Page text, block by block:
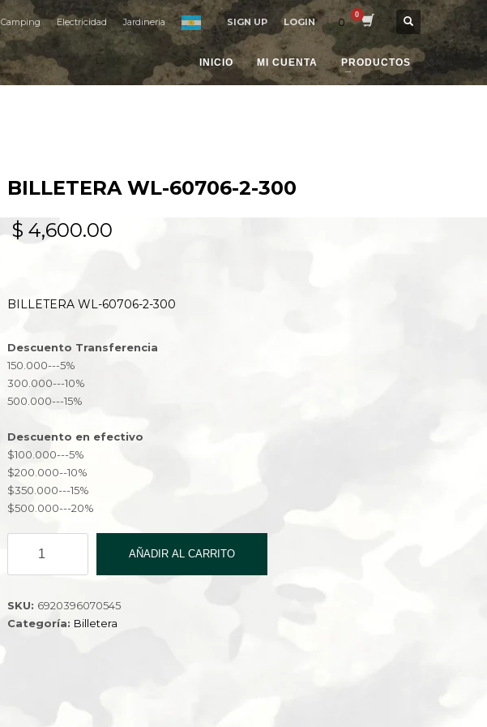
Camping Electricidad Jardineria SIGN UP LOGIN 0
INICIO MI CUENTA PRODUCTOS
BILLETERA WL-60706-2-300
$ 4,600.00
BILLETERA WL-60706-2-300
Descuento Transferencia
150.000---5%
300.000---10%
500.000---15%
Descuento en efectivo
$100.000---5%
$200.000--10%
$350.000---15%
$500.000---20%
60706-
300
cantidad
AÑADIR AL CARRITO
SKU: 6920396070545
Categoría: Billetera